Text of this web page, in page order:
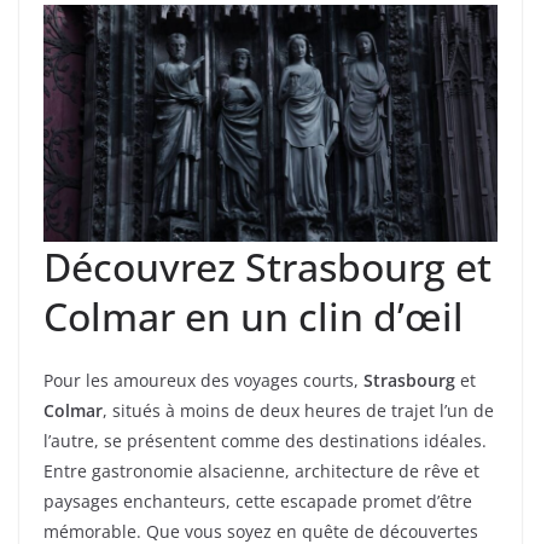
Découvrez Strasbourg et
Colmar en un clin d’œil
Pour les amoureux des voyages courts, Strasbourg et
Colmar, situés à moins de deux heures de trajet l’un de
l’autre, se présentent comme des destinations idéales.
Entre gastronomie alsacienne, architecture de rêve et
paysages enchanteurs, cette escapade promet d’être
mémorable. Que vous soyez en quête de découvertes